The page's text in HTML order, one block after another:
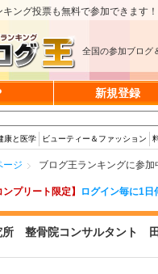
キング投票も無料で参加できます
全国の参加ブログ
新規登録
康と医学 ビューティー＆ファッション
ージ ブログ王ランキングに参
プリート限定】 ログイン毎に1日
所 整骨院コンサルタント